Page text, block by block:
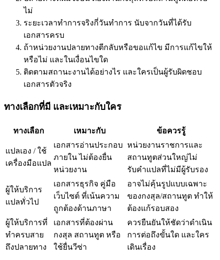
ไม่
ระยะเวลาทำการจริงกี่วันทำการ นับจากวันที่ได้รับ
เอกสารครบ
ถ้าหน่วยงานปลายทางตีกลับหรือขอแก้ไข มีการแก้ไขให้
หรือไม่ และในเงื่อนไขใด
ติดตามสถานะงานได้อย่างไร และใครเป็นผู้รับผิดชอบ
เอกสารตัวจริง
ทางเลือกที่มี และเหมาะกับใคร
ทางเลือก เหมาะกับ ข้อควรรู้
แปลเอง / ใช้
เครื่องมือแปล
เอกสารอ่านประกอบ
ภายใน ไม่ต้องยื่น
หน่วยงาน
หน่วยงานราชการและ
สถานทูตส่วนใหญ่ไม่
รับคำแปลที่ไม่มีผู้รับรอง
ผู้ให้บริการ
แปลทั่วไป
เอกสารธุรกิจ คู่มือ
เว็บไซต์ ที่เน้นความ
ถูกต้องด้านภาษา
อาจไม่คุ้นรูปแบบเฉพาะ
ของกงสุล/สถานทูต ทำให้
ต้องแก้รอบสอง
ผู้ให้บริการที่
ทำครบสาย
ถึงปลายทาง
เอกสารที่ต้องผ่าน
กงสุล สถานทูต หรือ
ใช้ยื่นวีซ่า
ควรยืนยันให้ชัดว่าดำเนิน
การต่อถึงขั้นใด และใคร
เดินเรื่อง